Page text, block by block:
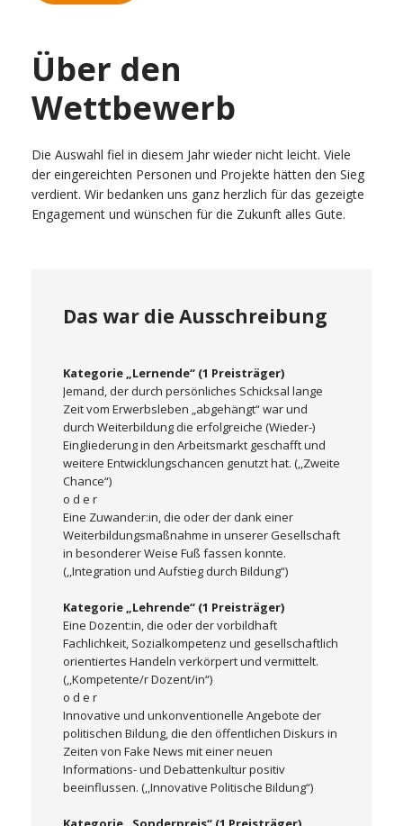
Über den
Wettbewerb
Die Auswahl fiel in diesem Jahr wieder nicht leicht. Viele
der eingereichten Personen und Projekte hätten den Sieg
verdient. Wir bedanken uns ganz herzlich für das gezeigte
Engagement und wünschen für die Zukunft alles Gute.
Das war die Ausschreibung
Kategorie „Lernende“ (1 Preisträger)
Jemand, der durch persönliches Schicksal lange
Zeit vom Erwerbsleben „abgehängt“ war und
durch Weiterbildung die erfolgreiche (Wieder-)
Eingliederung in den Arbeitsmarkt geschafft und
weitere Entwicklungschancen genutzt hat. (,,Zweite
Chance“)
o d e r
Eine Zuwander:in, die oder der dank einer
Weiterbildungsmaßnahme in unserer Gesellschaft
in besonderer Weise Fuß fassen konnte.
(,,Integration und Aufstieg durch Bildung“)
Kategorie „Lehrende“ (1 Preisträger)
Eine Dozent:in, die oder der vorbildhaft
Fachlichkeit, Sozialkompetenz und gesellschaftlich
orientiertes Handeln verkörpert und vermittelt.
(,,Kompetente/r Dozent/in“)
o d e r
Innovative und unkonventionelle Angebote der
politischen Bildung, die den öffentlichen Diskurs in
Zeiten von Fake News mit einer neuen
Informations- und Debattenkultur positiv
beeinflussen. (,,Innovative Politische Bildung“)